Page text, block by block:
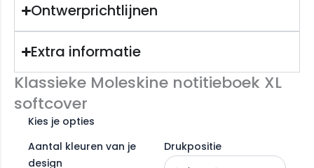
Ontwerprichtlijnen
Extra informatie
Klassieke Moleskine notitieboek XL
softcover
Kies je opties
Aantal kleuren van je
design
Drukpositie